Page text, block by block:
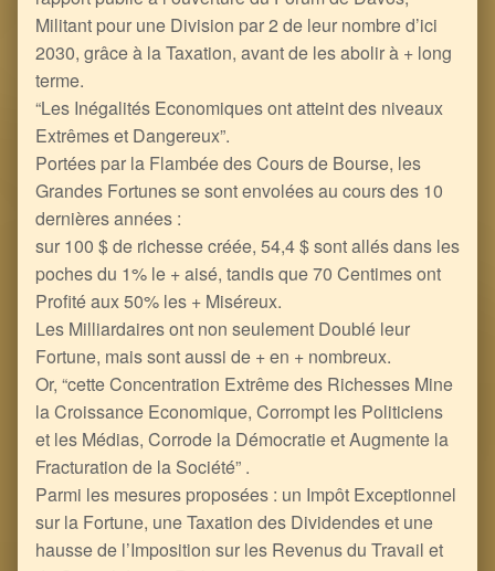
Militant pour une Division par 2 de leur nombre d’ici
2030, grâce à la Taxation, avant de les abolir à + long
terme.
“Les Inégalités Economiques ont atteint des niveaux
Extrêmes et Dangereux”.
Portées par la Flambée des Cours de Bourse, les
Grandes Fortunes se sont envolées au cours des 10
dernières années :
sur 100 $ de richesse créée, 54,4 $ sont allés dans les
poches du 1% le + aisé, tandis que 70 Centimes ont
Profité aux 50% les + Miséreux.
Les Milliardaires ont non seulement Doublé leur
Fortune, mais sont aussi de + en + nombreux.
Or, “cette Concentration Extrême des Richesses Mine
la Croissance Economique, Corrompt les Politiciens
et les Médias, Corrode la Démocratie et Augmente la
Fracturation de la Société” .
Parmi les mesures proposées : un Impôt Exceptionnel
sur la Fortune, une Taxation des Dividendes et une
hausse de l’Imposition sur les Revenus du Travail et